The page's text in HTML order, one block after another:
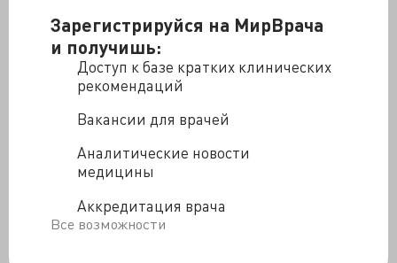
Зарегистрируйся на МирВрача
и получишь:
Доступ к базе кратких клинических
рекомендаций
Вакансии для врачей
Аналитические новости
медицины
Аккредитация врача
Все возможности